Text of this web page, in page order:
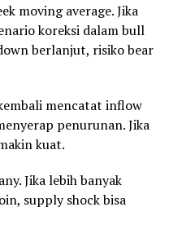
moving average. Jika
koreksi dalam bull
berlanjut, risiko bear
mencatat inflow
penurunan. Jika
kuat.
Jika lebih banyak
supply shock bisa